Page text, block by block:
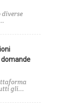
diverse
gli...